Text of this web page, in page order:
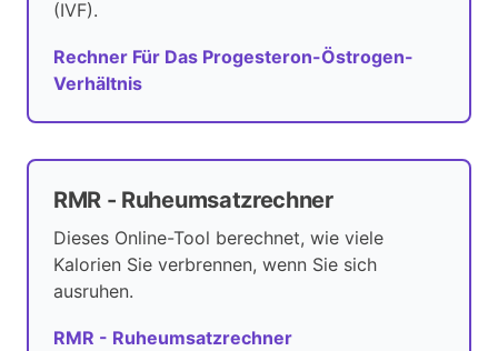
(IVF).
Rechner Für Das Progesteron-Östrogen-
Verhältnis
RMR - Ruheumsatzrechner
Dieses Online-Tool berechnet, wie viele
Kalorien Sie verbrennen, wenn Sie sich
ausruhen.
RMR - Ruheumsatzrechner